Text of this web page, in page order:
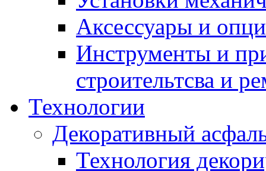
Аксессуары и
Инструменты и
строительтсва и
Технологии
Декоративный
Технология